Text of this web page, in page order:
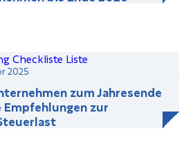
2025
zum Jahresende
zur